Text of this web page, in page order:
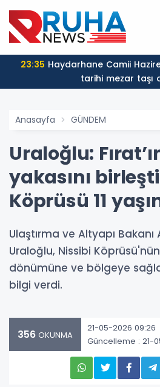
23:35
tarihi mezar taşı
Anasayfa GÜNDEM
Uraloğlu:
yakasını
Köprüsü 11
Ulaştırma ve Altyapı
Uraloğlu, Nissibi
dönümüne ve bölgeye
bilgi verdi.
356 OKUNMA
21-05-2026 09:26
Güncelleme : 21-